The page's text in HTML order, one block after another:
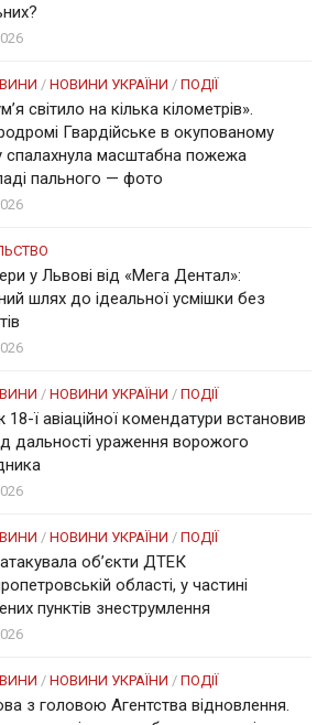
/ НОВИНИ УКРАЇНИ / ПОДІЇ
світило на кілька кілометрів».
Гвардійське в окупованому
спалахнула масштабна пожежа
пального — фото
у Львові від «Мега Дентал»:
шлях до ідеальної усмішки без
/ НОВИНИ УКРАЇНИ / ПОДІЇ
18-ї авіаційної комендатури встановив
дальності ураження ворожого
/ НОВИНИ УКРАЇНИ / ПОДІЇ
об’єкти ДТЕК
області, у частині
пунктів знеструмлення
/ НОВИНИ УКРАЇНИ / ПОДІЇ
з головою Агентства відновлення.